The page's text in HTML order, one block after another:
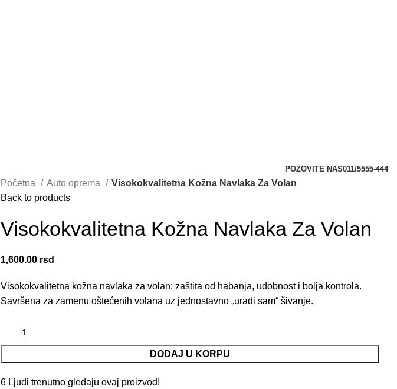
POZOVITE NAS011/5555-444
Početna Auto oprema
Visokokvalitetna Kožna Navlaka Za Volan
Back to products
Visokokvalitetna Kožna Navlaka Za Volan
1,600.00 rsd
Visokokvalitetna kožna navlaka za volan: zaštita od habanja, udobnost i bolja kontrola.
Savršena za zamenu oštećenih volana uz jednostavno „uradi sam“ šivanje.
DODAJ U KORPU
6 Ljudi trenutno gledaju ovaj proizvod!